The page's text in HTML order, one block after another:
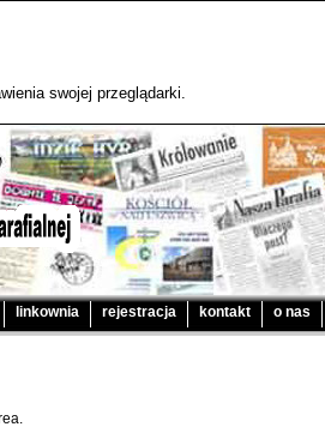
swojej przeglądarki.
linkownia rejestracja kontakt o nas